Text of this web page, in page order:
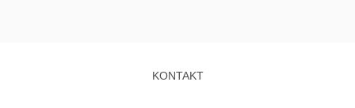
KONTAKT